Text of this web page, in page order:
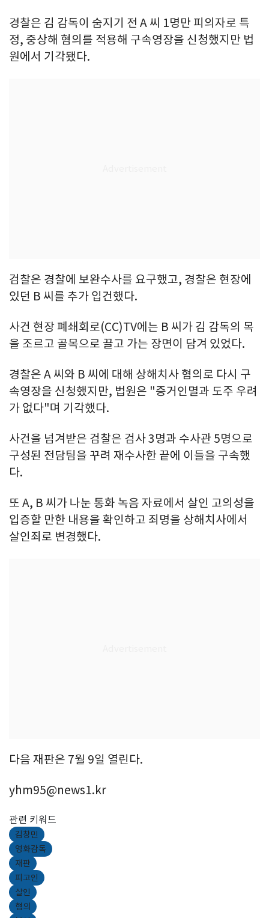
경찰은 김 감독이 숨지기 전 A 씨 1명만 피의자로 특
정, 중상해 혐의를 적용해 구속영장을 신청했지만 법
원에서 기각됐다.
검찰은 경찰에 보완수사를 요구했고, 경찰은 현장에
있던 B 씨를 추가 입건했다.
사건 현장 폐쇄회로(CC)TV에는 B 씨가 김 감독의 목
을 조르고 골목으로 끌고 가는 장면이 담겨 있었다.
경찰은 A 씨와 B 씨에 대해 상해치사 혐의로 다시 구
속영장을 신청했지만, 법원은 "증거인멸과 도주 우려
가 없다"며 기각했다.
사건을 넘겨받은 검찰은 검사 3명과 수사관 5명으로
구성된 전담팀을 꾸려 재수사한 끝에 이들을 구속했
다.
또 A, B 씨가 나눈 통화 녹음 자료에서 살인 고의성을
입증할 만한 내용을 확인하고 죄명을 상해치사에서
살인죄로 변경했다.
다음 재판은 7월 9일 열린다.
yhm95@news1.kr
관련 키워드
김창민
영화감독
재판
피고인
살인
혐의